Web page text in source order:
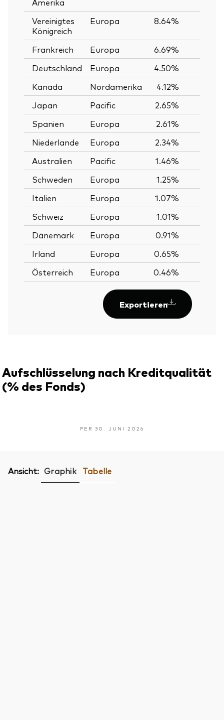
Vereinigtes
Königreich
Europa 8.64%
Frankreich Europa
6.69%
Deutschland
Europa
4.50%
Kanada
Nordamerika
4.12%
Japan
Pacific
2.65%
Spanien
Europa
2.61%
Niederlande
Europa
2.34%
Australien
Pacific
1.46%
Schweden
Europa
1.25%
Italien
Europa
1.07%
Schweiz
Europa
1.01%
Dänemark
Europa
0.91%
Irland
Europa
0.65%
Österreich
Europa 0.46%
Exportieren
Aufschlüsselung nach Kreditqualität
(% des Fonds)
PER 30. JUNI 2026
Ansicht: Graphik Tabelle